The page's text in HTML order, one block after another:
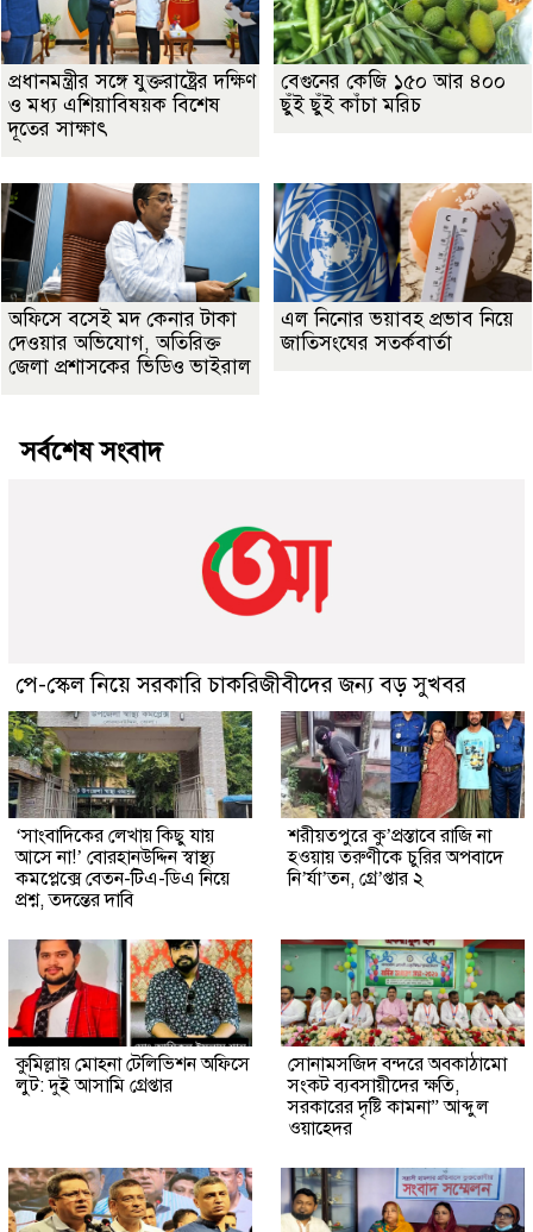
প্রধানমন্ত্রীর সঙ্গে যুক্তরাষ্ট্রের দক্ষিণ
ও মধ্য এশিয়াবিষয়ক বিশেষ
দূতের সাক্ষাৎ
বেগুনের কেজি ১৫০ আর ৪০০
ছুঁই ছুঁই কাঁচা মরিচ
অফিসে বসেই মদ কেনার টাকা
দেওয়ার অভিযোগ, অতিরিক্ত
জেলা প্রশাসকের ভিডিও ভাইরাল
এল নিনোর ভয়াবহ প্রভাব নিয়ে
জাতিসংঘের সতর্কবার্তা
সর্বশেষ সংবাদ
পে-স্কেল নিয়ে সরকারি চাকরিজীবীদের জন্য বড় সুখবর
‘সাংবাদিকের লেখায় কিছু যায়
আসে না!’ বোরহানউদ্দিন স্বাস্থ্য
কমপ্লেক্সে বেতন-টিএ-ডিএ নিয়ে
প্রশ্ন, তদন্তের দাবি
শরীয়তপুরে কু’প্রস্তাবে রাজি না
হওয়ায় তরুণীকে চুরির অপবাদে
নি’র্যা’তন, গ্রে’প্তার ২
কুমিল্লায় মোহনা টেলিভিশন অফিসে
লুট: দুই আসামি গ্রেপ্তার
সোনামসজিদ বন্দরে অবকাঠামো
সংকট ব্যবসায়ীদের ক্ষতি,
সরকারের দৃষ্টি কামনা” আব্দুল
ওয়াহেদর